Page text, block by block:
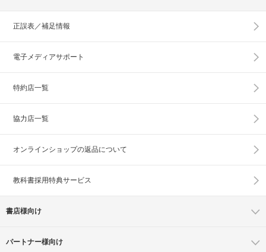
正誤表／補足情報
電子メディアサポート
特約店一覧
協力店一覧
オンラインショップの返品について
教科書採用特典サービス
書店様向け
パートナー様向け